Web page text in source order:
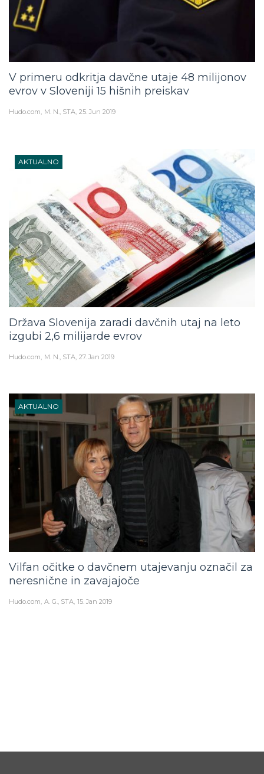
V primeru odkritja davčne utaje 48 milijonov
evrov v Sloveniji 15 hišnih preiskav
Hudo.com M. N., STA 25. Jun 2019
AKTUALNO
Država Slovenija zaradi davčnih utaj na leto
izgubi 2,6 milijarde evrov
Hudo.com M. N., STA 27. Jan 2019
AKTUALNO
Vilfan očitke o davčnem utajevanju označil za
neresnične in zavajajoče
Hudo.com A. G., STA 15. Jan 2019